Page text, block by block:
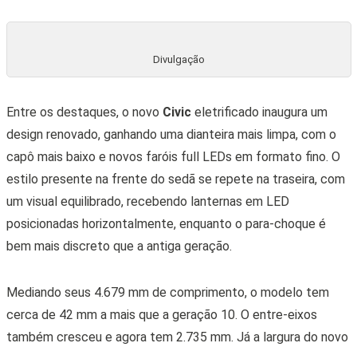
Divulgação
Entre os destaques, o novo Civic eletrificado inaugura um
design renovado, ganhando uma dianteira mais limpa, com o
capô mais baixo e novos faróis full LEDs em formato fino. O
estilo presente na frente do sedã se repete na traseira, com
um visual equilibrado, recebendo lanternas em LED
posicionadas horizontalmente, enquanto o para-choque é
bem mais discreto que a antiga geração.
Mediando seus 4.679 mm de comprimento, o modelo tem
cerca de 42 mm a mais que a geração 10. O entre-eixos
também cresceu e agora tem 2.735 mm. Já a largura do novo